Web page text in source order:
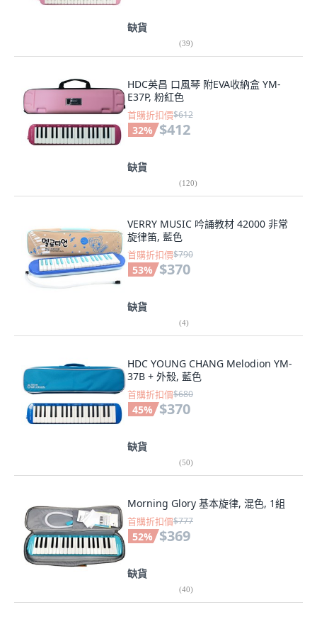
缺貨
(39)
HDC英昌 口風琴 附EVA收納盒 YM-
E37P, 粉紅色
首購折扣價$612
32% $412
缺貨
(120)
VERRY MUSIC 吟誦教材 42000 非常
旋律笛, 藍色
首購折扣價$790
53% $370
缺貨
(4)
HDC YOUNG CHANG Melodion YM-
37B + 外殼, 藍色
首購折扣價$680
45% $370
缺貨
(50)
Morning Glory 基本旋律, 混色, 1組
首購折扣價$777
52% $369
缺貨
(40)